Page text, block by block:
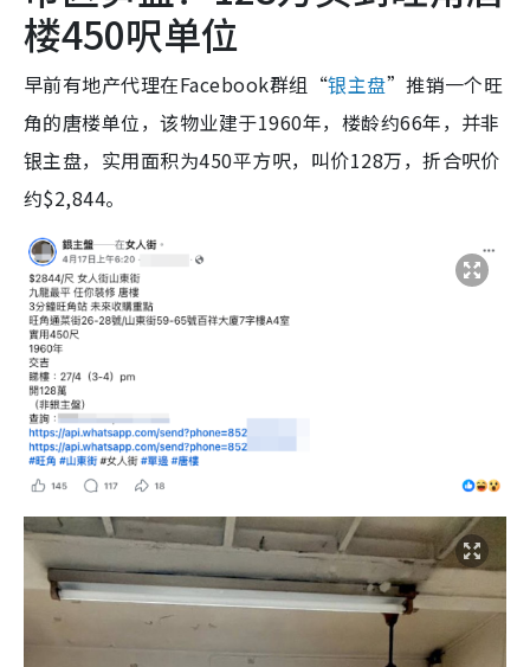
楼450呎单位
早前有地产代理在Facebook群组“银主盘”推销一个旺
角的唐楼单位，该物业建于1960年，楼龄约66年，并非
银主盘，实用面积为450平方呎，叫价128万，折合呎价
约$2,844。